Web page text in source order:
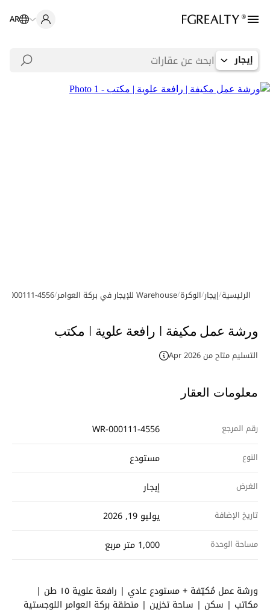
AR
إيجار
معرض الصور
الرئيسية/إيجار/الوكرة/Warehouse للإيجار في بركة العوامر /
000111-4556
ورشة عمل مكيفة | رافعة علوية | مكتب
التسليم متاح من Apr 2026
معلومات العقار
رقم المرجع WR-000111-4556
النوع مستودع
الغرض إيجار
تاريخ الإضافة يوليو 19, 2026
مساحة الوحدة 1,000 متر مربع
ورشة عمل مُكيّفة + مستودع عادي | رافعة علوية ١٥ طن |
مكاتب | سكن | ساحة تخزين | منطقة بركة العوامر اللوجستية